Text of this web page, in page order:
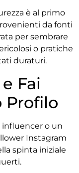
è al primo
da fonti
per sembrare
o pratiche
duraturi.
Fai
Profilo
influencer o un
Instagram
spinta iniziale